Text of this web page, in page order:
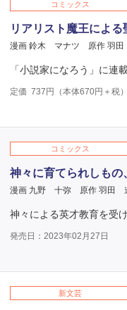
コミックス
リアリスト魔王によ
漫画 鈴木 マナツ 原作 羽
「小説家になろう」に連
定価 737 円（本体670円＋税）
コミックス
神々に育てられしもの
漫画 九野 十弥 原作 羽田
神々による英才教育を受
発売日：2023年02月27日
新文芸